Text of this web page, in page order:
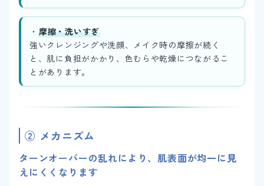
・ 摩擦・洗いすぎ
強いクレンジングや洗顔、メイク時の摩擦が続く
と、肌に負担がかかり、色むらや乾燥につながるこ
とがあります。
② メカニズム
ターンオーバーの乱れにより、肌表面が均一に見
えにくくなります